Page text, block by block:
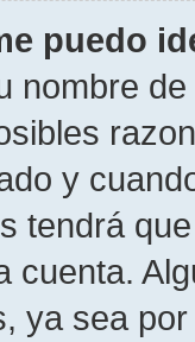
puedo
nombre
y
tendrá
cuenta.
ya sea